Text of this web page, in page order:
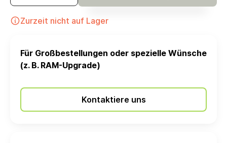
Zurzeit nicht auf Lager
Für Großbestellungen oder spezielle Wünsche
(z. B. RAM-Upgrade)
Kontaktiere uns